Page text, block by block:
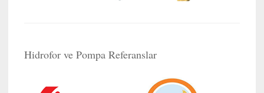
Hidrofor ve Pompa Referanslar